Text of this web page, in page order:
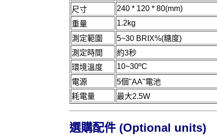
尺寸
240 * 120 * 80(mm)
重量
1.2kg
測定範圍
5~30 BRIX%(糖度)
測定時間
約3秒
環境溫度
10~30ºC
電源
5個"AA"電池
耗電量
最大2.5W
選購配件 (Optional units)